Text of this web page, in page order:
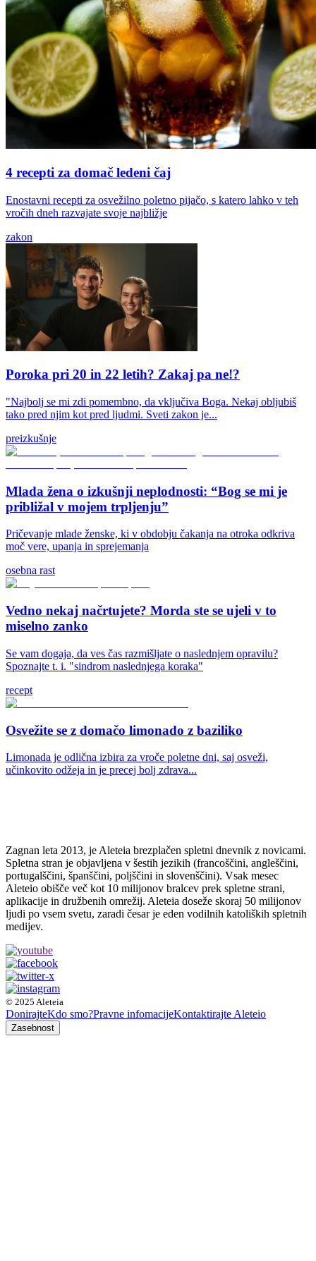
4 recepti za domač ledeni čaj
Enostavni recepti za osvežilno poletno pijačo, s katero lahko v teh
vročih dneh razvajate svoje najbližje
zakon
Poroka pri 20 in 22 letih? Zakaj pa ne!?
"Najbolj se mi zdi pomembno, da vključiva Boga. Nekaj obljubiš
tako pred njim kot pred ljudmi. Sveti zakon je...
preizkušnje
Mlada žena o izkušnji neplodnosti: “Bog se mi je
približal v mojem trpljenju”
Pričevanje mlade ženske, ki v obdobju čakanja na otroka odkriva
moč vere, upanja in sprejemanja
osebna rast
Vedno nekaj načrtujete? Morda ste se ujeli v to
miselno zanko
Se vam dogaja, da ves čas razmišljate o naslednjem opravilu?
Spoznajte t. i. "sindrom naslednjega koraka"
recept
Osvežite se z domačo limonado z baziliko
Limonada je odlična izbira za vroče poletne dni, saj osveži,
učinkovito odžeja in je precej bolj zdrava...
Zagnan leta 2013, je Aleteia brezplačen spletni dnevnik z novicami.
Spletna stran je objavljena v šestih jezikih (francoščini, angleščini,
portugalščini, španščini, poljščini in slovenščini). Vsak mesec
Aleteio obišče več kot 10 milijonov bralcev prek spletne strani,
aplikacije in družbenih omrežij. Aleteia doseže skoraj 50 milijonov
ljudi po vsem svetu, zaradi česar je eden vodilnih katoliških spletnih
medijev.
© 2025 Aleteia
DonirajteKdo smo?Pravne infomacijeKontaktirajte Aleteio
Zasebnost